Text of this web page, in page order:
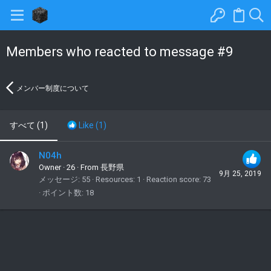
Members who reacted to message #9
メンバー制度について
すべて (1) Like (1)
9月 25, 2019
N04h
Owner · 26 · From 長野県
メッセージ 55 Resources 1 Reaction score 73
ポイント数 18